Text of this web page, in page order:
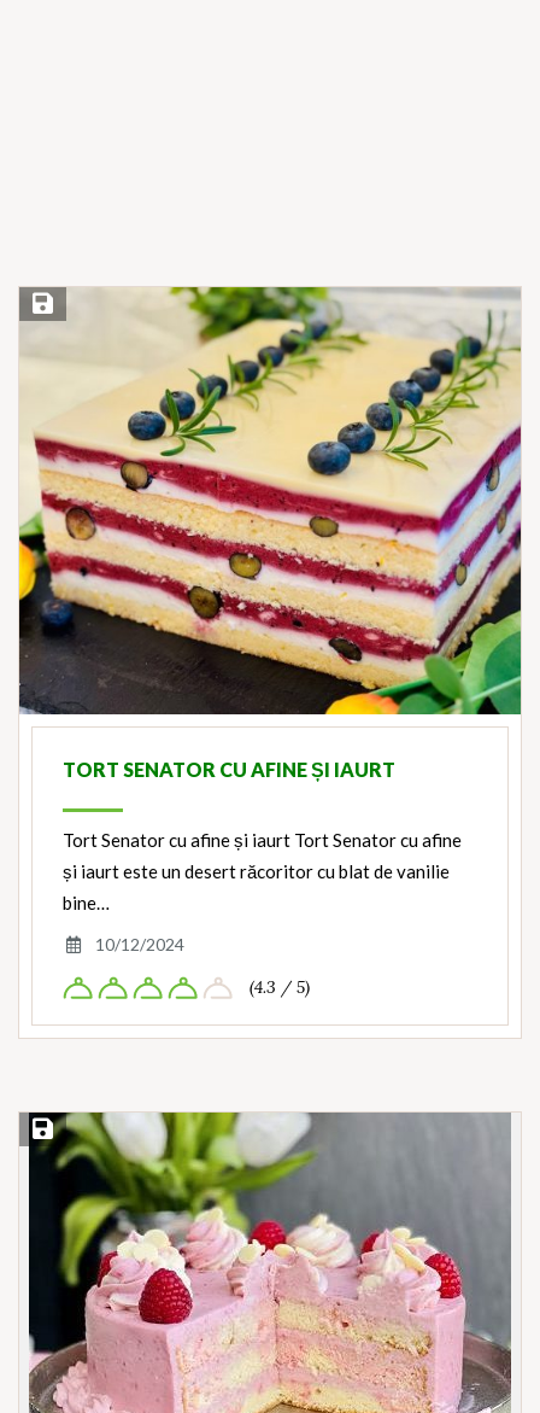
Save Recipe
TORT SENATOR CU AFINE ȘI IAURT
Tort Senator cu afine și iaurt Tort Senator cu afine
și iaurt este un desert răcoritor cu blat de vanilie
bine…
10/12/2024
(4.3 / 5)
Save Recipe